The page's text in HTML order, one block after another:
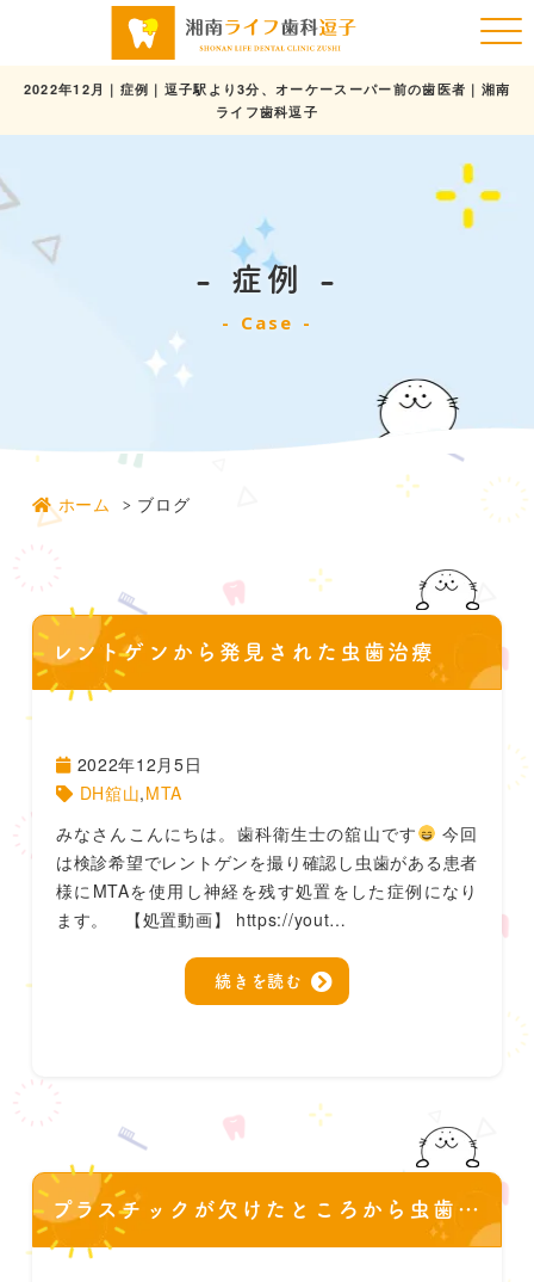
症例
Case
2022年12月｜症例｜逗子駅より3分、オーケースーパー前の歯医者｜湘南
ライフ歯科逗子
ホーム ブログ
レントゲンから発見された虫歯治療
2022年12月5日
DH舘山,MTA
みなさんこんにちは。歯科衛生士の舘山です
今回
は検診希望でレントゲンを撮り確認し虫歯がある患者
様にMTAを使用し神経を残す処置をした症例になり
ます。 【処置動画】 https://yout…
続きを読む
プラスチックが欠けたところから虫歯になり。。